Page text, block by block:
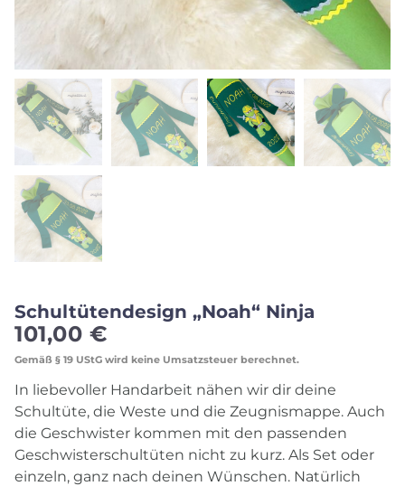
Schultütendesign „Noah“ Ninja
101,00 €
Gemäß § 19 UStG wird keine Umsatzsteuer berechnet.
In liebevoller Handarbeit nähen wir dir deine
Schultüte, die Weste und die Zeugnismappe. Auch
die Geschwister kommen mit den passenden
Geschwisterschultüten nicht zu kurz. Als Set oder
einzeln, ganz nach deinen Wünschen. Natürlich